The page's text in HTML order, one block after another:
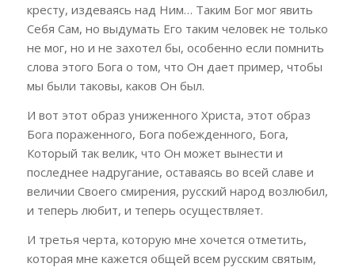
кресту, издеваясь над Ним… Таким Бог мог явить
Себя Сам, но выдумать Его таким человек не только
не мог, но и не захотел бы, особенно если помнить
слова этого Бога о том, что Он дает пример, чтобы
мы были таковы, каков Он был.
И вот этот образ униженного Христа, этот образ
Бога пораженного, Бога побежденного, Бога,
Который так велик, что Он может вынести и
последнее надругание, оставаясь во всей славе и
величии Своего смирения, русский народ возлюбил,
и теперь любит, и теперь осуществляет.
И третья черта, которую мне хочется отметить,
которая мне кажется общей всем русским святым,